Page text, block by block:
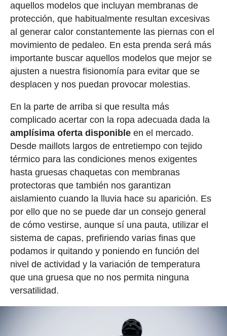
aquellos modelos que incluyan membranas de
protección, que habitualmente resultan excesivas
al generar calor constantemente las piernas con el
movimiento de pedaleo. En esta prenda será más
importante buscar aquellos modelos que mejor se
ajusten a nuestra fisionomía para evitar que se
desplacen y nos puedan provocar molestias.
En la parte de arriba si que resulta más
complicado acertar con la ropa adecuada dada la
amplísima oferta disponibleen el mercado.
Desde maillots largos de entretiempo con tejido
térmico para las condiciones menos exigentes
hasta gruesas chaquetas con membranas
protectoras que también nos garantizan
aislamiento cuando la lluvia hace su aparición. Es
por ello que no se puede dar un consejo general
de cómo vestirse, aunque sí una pauta, utilizar el
sistema de capas, prefiriendo varias finas que
podamos ir quitando y poniendo en función del
nivel de actividad y la variación de temperatura
que una gruesa que no nos permita ninguna
versatilidad.